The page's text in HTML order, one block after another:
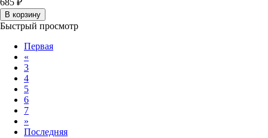
685 ₽
В корзину
Быстрый просмотр
Первая
«
3
4
5
6
7
»
Последняя